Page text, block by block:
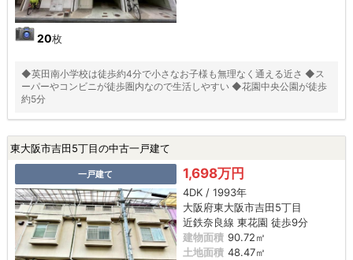
20枚
◆英田南小学校は徒歩約4分で小さなお子様も無理なく通える近さ ◆ス
ーパーやコンビニが徒歩圏内なので生活しやすい ◆花園中央公園が徒歩
約5分
東大阪市吉田5丁目の中古一戸建て
一戸建て 1,698万円
4DK / 1993年
大阪府東大阪市吉田5丁目
近鉄奈良線 東花園 徒歩9分
建物面積 90.72㎡
土地面積 48.47㎡